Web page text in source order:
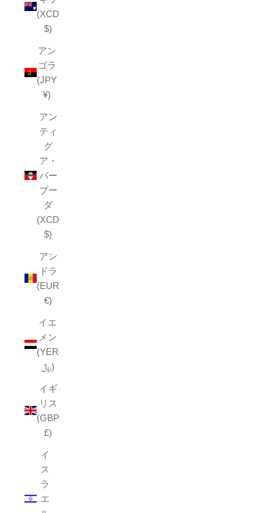
(XCD
$)
アン
ゴラ
(JPY
¥)
アン
ティ
グ
ア・
バー
ブー
ダ
(XCD
$)
アン
ドラ
(EUR
€)
イエ
メン
(YER
﷼)
イギ
リス
(GBP
£)
イ
ス
ラ
エ